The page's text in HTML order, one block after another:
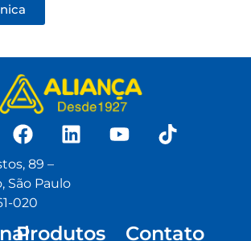
89 –
São Paulo
020
Produtos Contato